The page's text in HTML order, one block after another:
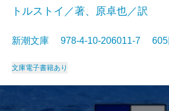
トルストイ／著、原卓也／訳
新潮文庫 978-4-10-206011-7
文庫電子書籍あり